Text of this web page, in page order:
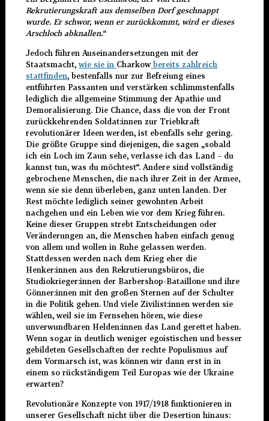
Rekrutierungskraft aus demselben Dorf geschnappt
wurde. Er schwor, wenn er zurückkommt, wird er dieses
Arschloch abknallen.“
Jedoch führen Auseinandersetzungen mit der
Staatsmacht,wie sie in Charkowbereits zahlreich
stattfinden, bestenfalls nur zur Befreiung eines
entführten Passanten und verstärken schlimmstenfalls
lediglich die allgemeine Stimmung der Apathie und
Demoralisierung. Die Chance, dass die von der Front
zurückkehrenden Soldat:innen zur Triebkraft
revolutionärer Ideen werden, ist ebenfalls sehr gering.
Die größte Gruppe sind diejenigen, die sagen „sobald
ich ein Loch im Zaun sehe, verlasse ich das Land – du
kannst tun, was du möchtest“. Andere sind vollständig
gebrochene Menschen, die nach ihrer Zeit in der Armee,
wenn sie sie denn überleben, ganz unten landen. Der
Rest möchte lediglich seiner gewohnten Arbeit
nachgehen und ein Leben wie vor dem Krieg führen.
Keine dieser Gruppen strebt Entscheidungen oder
Veränderungen an, die Menschen haben einfach genug
von allem und wollen in Ruhe gelassen werden.
Stattdessen werden nach dem Krieg eher die
Henker:innen aus den Rekrutierungsbüros, die
Studiokrieger:innen der Barbershop-Bataillone und ihre
Gönner:innen mit den großen Sternen auf der Schulter
in die Politik gehen. Und viele Zivilist:innen werden sie
wählen, weil sie im Fernsehen hören, wie diese
unverwundbaren Helden:innen das Land gerettet haben.
Wenn sogar in deutlich weniger egoistischen und besser
gebildeten Gesellschaften der rechte Populismus auf
dem Vormarsch ist, was können wir dann erst in in
einem so rückständigem Teil Europas wie der Ukraine
erwarten?
Revolutionäre Konzepte von 1917/1918 funktionieren in
unserer Gesellschaft nicht über die Desertion hinaus: